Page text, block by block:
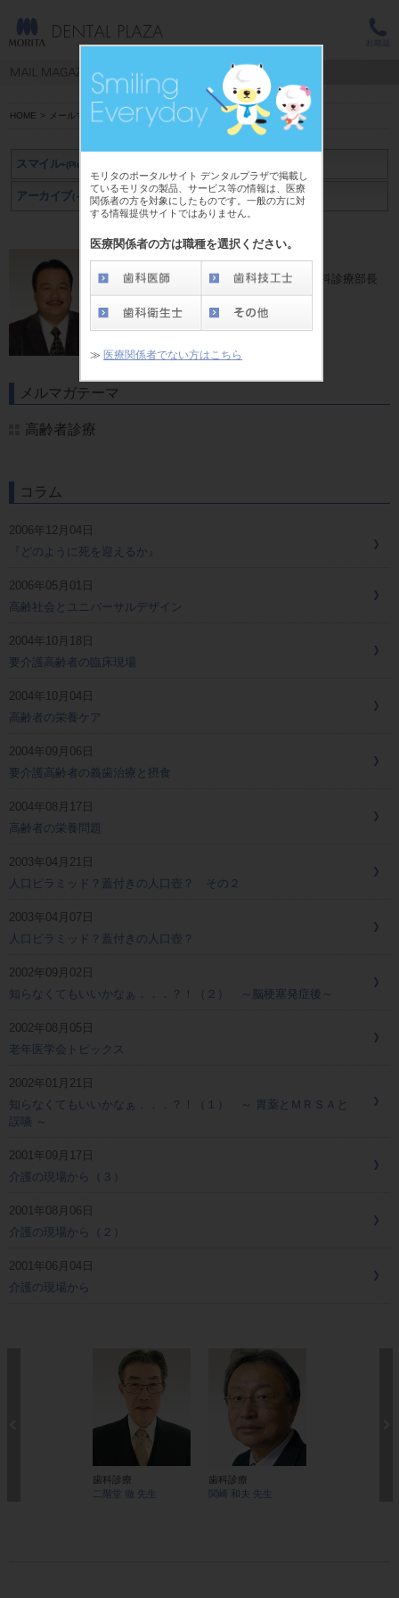
モリタのポータルサイト デンタルプラザで掲載し
ているモリタの製品、サービス等の情報は、医療
関係者の方を対象にしたものです。一般の方に対
する情報提供サイトではありません。
医療関係者の方は職種を選択ください。
≫ 医療関係者でない方はこちら
HOME > メールマガジン スマイル+(Plus) 藤本 篤士
スマイル+(Plus)
アーカイブ(～2019年3月) アーカイブ(2019年4月～)
医療法人渓仁会西円山病院〈札幌〉 歯科診療部長
メルマガテーマ
高齢者診療
コラム
2006年12月04日
『どのように死を迎えるか』
2006年05月01日
高齢社会とユニバーサルデザイン
2004年10月18日
要介護高齢者の臨床現場
2004年10月04日
高齢者の栄養ケア
2004年09月06日
要介護高齢者の義歯治療と摂食
2004年08月17日
高齢者の栄養問題
2003年04月21日
人口ピラミッド？蓋付きの人口壺？ その２
2003年04月07日
人口ピラミッド？蓋付きの人口壺？
2002年09月02日
知らなくてもいいかなぁ．．．？！（２） ～脳梗塞発症後～
2002年08月05日
老年医学会トピックス
2002年01月21日
知らなくてもいいかなぁ．．．？！（１） ～ 胃薬とＭＲＳＡと
誤嚥 ～
2001年09月17日
介護の現場から（３）
2001年08月06日
介護の現場から（２）
2001年06月04日
介護の現場から
歯科診療
二階堂 徹 先生
歯科診療
関崎 和夫 先生